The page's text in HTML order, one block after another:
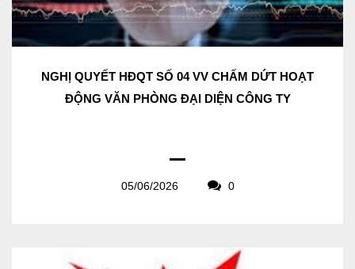
NGHỊ QUYẾT HĐQT SỐ 04 VV CHẤM DỨT HOẠT
ĐỘNG VĂN PHÒNG ĐẠI DIỆN CÔNG TY
05/06/2026 0